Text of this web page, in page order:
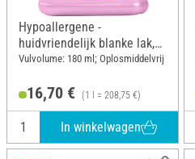
Hypoallergene -
huidvriendelijk blanke lak,
180 ml
Vulvolume: 180 ml; Oplosmiddelvrij
16,70 € (1 l = 208,75 €)
In winkelwagen